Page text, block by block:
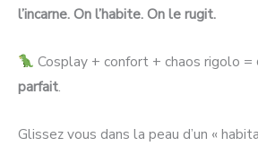
l’incarne. On l’habite. On le rugit.
Cosplay + confort + chaos rigolo =
parfait.
Glissez vous dans la peau d’un «